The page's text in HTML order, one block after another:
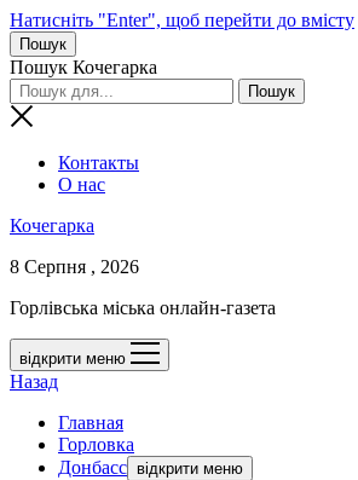
Натисніть "Enter", щоб перейти до вмісту
Пошук
Пошук Кочегарка
Контакты
О нас
Кочегарка
8 Серпня , 2026
Горлівська міська онлайн-газета
відкрити меню
Назад
Главная
Горловка
Донбасс відкрити меню